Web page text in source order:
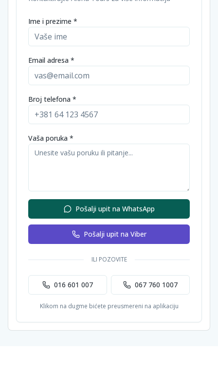
Ime i prezime *
Email adresa *
Broj telefona *
Vaša poruka *
Pošalji upit na WhatsApp
Pošalji upit na Viber
ILI POZOVITE
016 601 007 067 760 1007
Klikom na dugme bićete preusmereni na aplikaciju